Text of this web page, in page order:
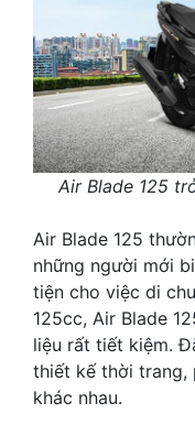
Air Blade 125
Air Blade 125
những người mới
tiện cho việc di
125cc, Air Blade
liệu rất tiết kiệm.
thiết kế thời trang,
khác nhau.